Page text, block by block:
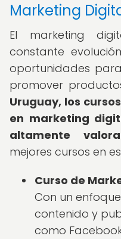
Marketing
El marketing
constante
oportunidades
promover
Uruguay, los
en marketing
altamente
mejores cursos en
Curso de
Con un
contenido y
como